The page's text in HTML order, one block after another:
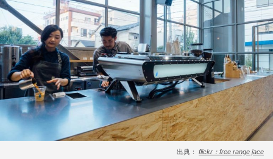
出典： flickr：free range jace